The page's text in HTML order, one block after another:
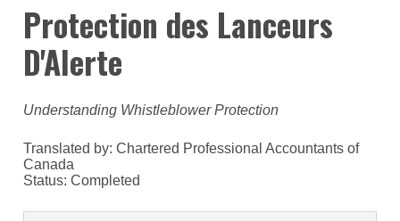
Protection des Lanceurs
D'Alerte
Understanding Whistleblower Protection
Translated by: Chartered Professional Accountants of
Canada
Status: Completed